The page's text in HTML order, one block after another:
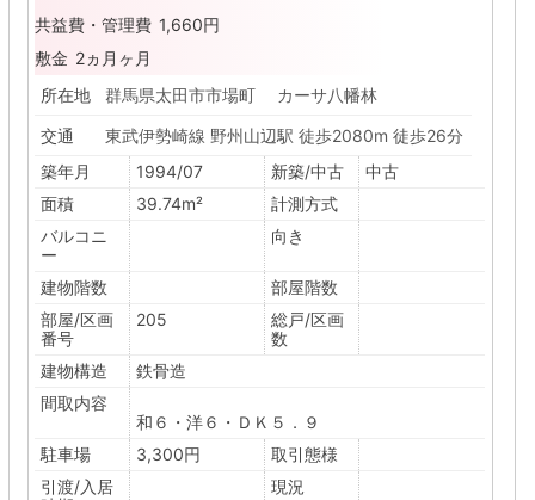
共益費・管理費 1,660円
敷金 2ヵ月ヶ月
所在地
群馬県太田市市場町 カーサ八幡林
交通
東武伊勢崎線 野州山辺駅 徒歩2080m 徒歩26分
築年月
1994/07 新築/中古
中古
面積
39.74m²
計測方式
バルコニ
ー
向き
建物階数
部屋階数
部屋/区画
番号
205
総戸/区画
数
建物構造
鉄骨造
間取内容
和６・洋６・ＤＫ５．９
駐車場
3,300円
取引態様
引渡/入居
現況